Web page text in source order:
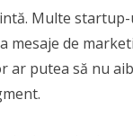
Multe
mesaje de
putea să nu